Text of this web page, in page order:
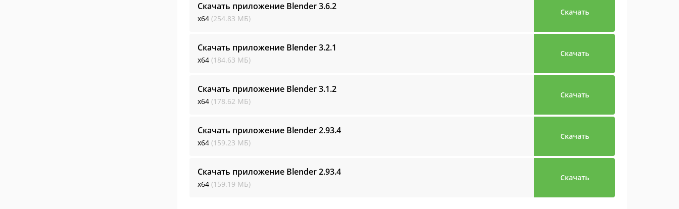
Скачать приложение Blender3.6.2
x64 (254.83 МБ)
Скачать
Скачать приложение Blender3.2.1
x64 (184.63 МБ)
Скачать
Скачать приложение Blender3.1.2
x64 (178.62 МБ)
Скачать
Скачать приложение Blender2.93.4
x64 (159.23 МБ)
Скачать
Скачать приложение Blender2.93.4
x64 (159.19 МБ)
Скачать